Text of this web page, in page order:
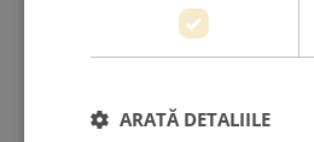
ARATĂ DETALIILE